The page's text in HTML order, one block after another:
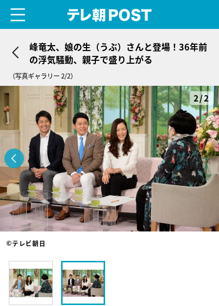
峰竜太、娘の生（うぶ）さんと登場！36年前
の浮気騒動、親子で盛り上がる
（写真ギャラリー 2/2）
2/2
©テレビ朝日